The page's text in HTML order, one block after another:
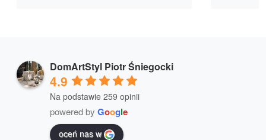
DomArtStyl Piotr Śniegocki
4.9
Na podstawie 259 opinii
powered by Google
oceń nas w